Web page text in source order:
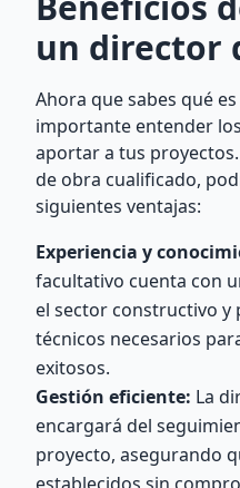
un director
Ahora que sabes qué
importante entender
aportar a tus
de obra cualificado,
siguientes ventajas:
Experiencia y
facultativo cuenta con
el sector constructivo y
técnicos necesarios
exitosos.
Gestión eficiente: La
encargará del
proyecto, asegurando